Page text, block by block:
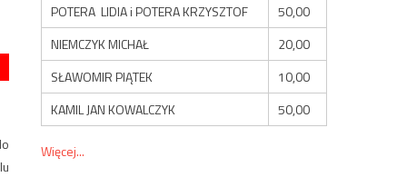
POTERA LIDIA i POTERA KRZYSZTOF
50,00
NIEMCZYK MICHAŁ
20,00
SŁAWOMIR PIĄTEK
10,00
KAMIL JAN KOWALCZYK
50,00
Więcej...